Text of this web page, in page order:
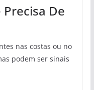
Precisa De
nas costas ou no
podem ser sinais